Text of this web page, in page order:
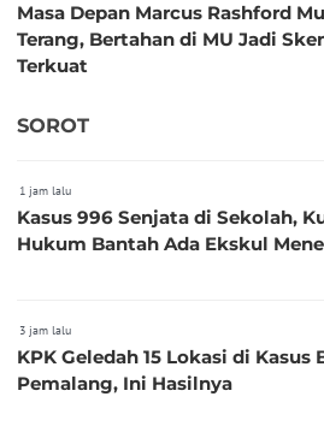
Masa Depan Marcus Rashford
Terang, Bertahan di MU Jadi
Terkuat
SOROT
1 jam lalu
Kasus 996 Senjata di Sekolah,
Hukum Bantah Ada Ekskul
3 jam lalu
KPK Geledah 15 Lokasi di Kasus
Pemalang, Ini Hasilnya